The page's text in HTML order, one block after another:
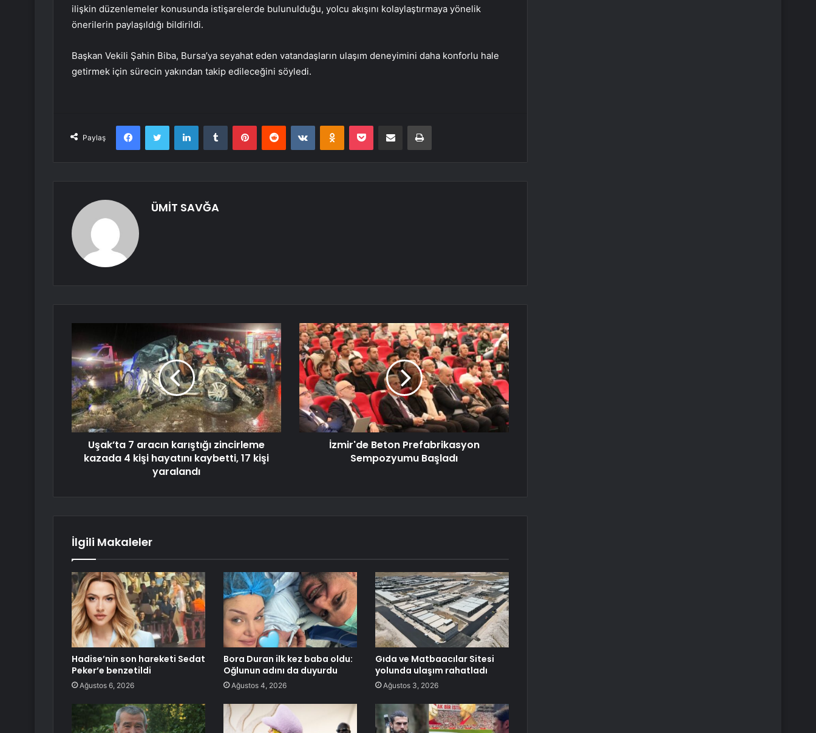
ilişkin düzenlemeler konusunda istişarelerde bulunulduğu, yolcu akışını kolaylaştırmaya yönelik
önerilerin paylaşıldığı bildirildi.
Başkan Vekili Şahin Biba, Bursa’ya seyahat eden vatandaşların ulaşım deneyimini daha konforlu hale
getirmek için sürecin yakından takip edileceğini söyledi.
Paylaş
FacebookTwitter LinkedInTumblr PinterestReddit VKontakteOdnoklassniki
Pocket E-Posta ile paylaş Yazdır
ÜMİT SAVĞA
Uşak’ta 7 aracın karıştığı zincirleme
kazada 4 kişi hayatını kaybetti, 17 kişi
yaralandı
İzmir'de Beton Prefabrikasyon
Sempozyumu Başladı
İlgili Makaleler
Hadise’nin son hareketi Sedat
Peker’e benzetildi
Ağustos 6, 2026
Bora Duran ilk kez baba oldu:
Oğlunun adını da duyurdu
Ağustos 4, 2026
Gıda ve Matbaacılar Sitesi
yolunda ulaşım rahatladı
Ağustos 3, 2026